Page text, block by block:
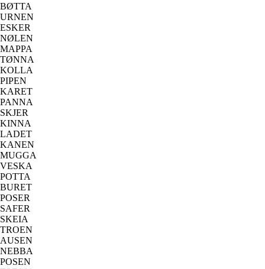
BØTTA
URNEN
ESKER
NØLEN
MAPPA
TØNNA
KOLLA
PIPEN
KARET
PANNA
SKJER
KINNA
LADET
KANEN
MUGGA
VESKA
POTTA
BURET
POSER
SAFER
SKEIA
TROEN
AUSEN
NEBBA
POSEN